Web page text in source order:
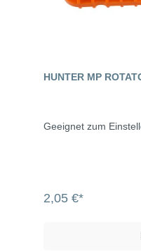
HUNTER MP
Geeignet zum
2,05 €*